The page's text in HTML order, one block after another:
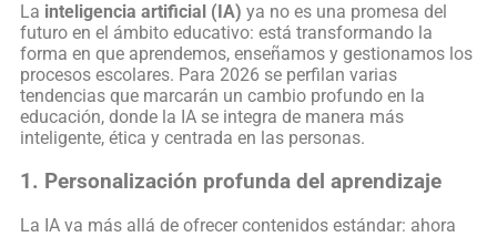
La inteligencia artificial (IA) ya no es una promesa del
futuro en el ámbito educativo: está transformando la
forma en que aprendemos, enseñamos y gestionamos los
procesos escolares. Para 2026 se perfilan varias
tendencias que marcarán un cambio profundo en la
educación, donde la IA se integra de manera más
inteligente, ética y centrada en las personas.
1. Personalización profunda del aprendizaje
La IA va más allá de ofrecer contenidos estándar: ahora